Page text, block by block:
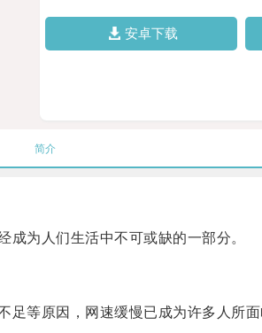
安卓下载
简介
为人们生活中不可或缺的一部分。
等原因，网速缓慢已成为许多人所面